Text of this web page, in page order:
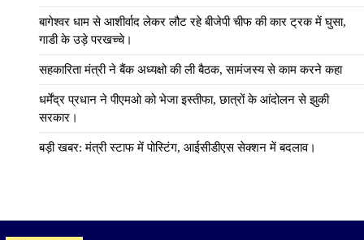
बागेश्वर धाम से आशीर्वाद लेकर लौट रहे बीजेपी चीफ की कार ट्रक में घुसा,
गाडी के उड़े परखच्चे।
सहकारिता मंत्री ने बैंक अध्यक्षो की ली बैठक, सामंजस्य से काम करने कहा
धर्मेंद्र प्रधान ने पीएमओ को भेजा इस्तीफा, छात्रों के आंदोलन से झुकी
सरकार।
बड़ी खबर: मंत्री स्टाफ में पोस्टिंग, आईसीडीएस सेक्शन में बदलाव।